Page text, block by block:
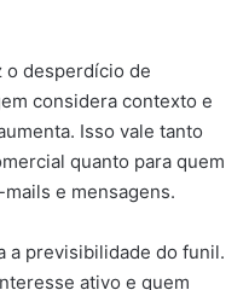
o desperdício de
considera contexto e
Isso vale tanto
quanto para quem
e mensagens.
a previsibilidade do funil.
ativo e quem